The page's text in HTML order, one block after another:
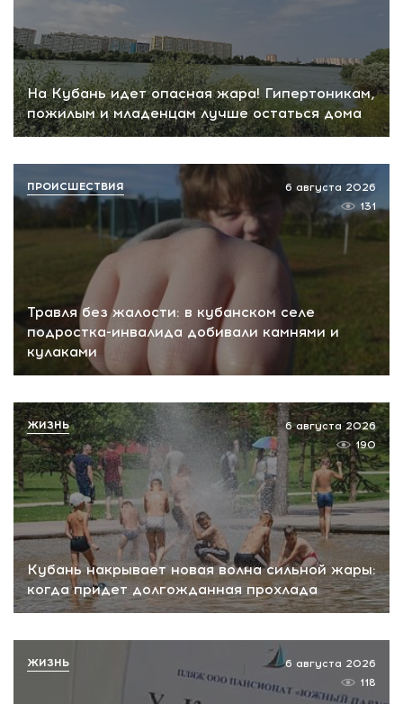
На Кубань идет опасная жара! Гипертоникам,
пожилым и младенцам лучше остаться дома
Травля без жалости: в кубанском селе
подростка-инвалида добивали камнями и
кулаками
6 августа 2026
131
ПРОИСШЕСТВИЯ
Кубань накрывает новая волна сильной жары:
когда придет долгожданная прохлада
6 августа 2026
190
ЖИЗНЬ
6 августа 2026
118
ЖИЗНЬ